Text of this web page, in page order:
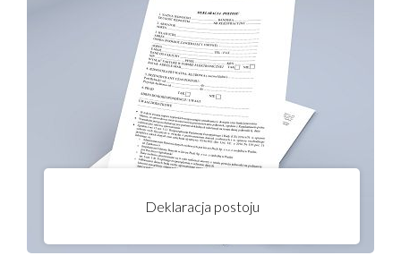
mail: port@investpuck.pl Pierwszeństwo w przydziale miejsc postojowych
mają rezydenci. Zachowanie miejsca z poprzedniego sezonu przysługuje
wyłącznie rezydentom, którzy złożyli deklarację w terminie (do
30.04.2026r.). W przypadku braku deklaracji miejsce nie jest gwarantowane.
Deklaracja postoju